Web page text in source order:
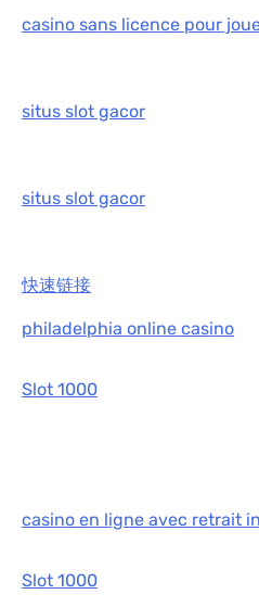
casino sans licence pour
situs slot gacor
situs slot gacor
快速链接
philadelphia online casino
Slot 1000
casino en ligne avec retrait
Slot 1000